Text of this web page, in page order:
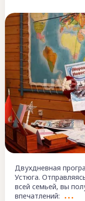
Двухдневная
Устюга.
всей семьей, вы
впечатлений: